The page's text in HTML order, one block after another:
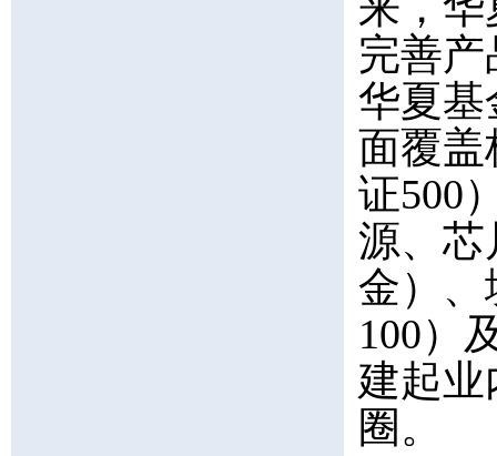
完善产
华夏基
面覆盖
证500
源、芯
金）、
100）
建起业
圈。